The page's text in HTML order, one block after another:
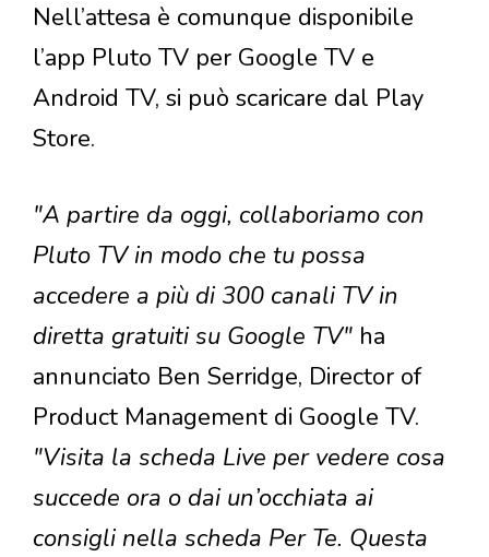
Nell’attesa è comunque disponibile
l’app Pluto TV per Google TV e
Android TV, si può scaricare dal Play
Store.
"A partire da oggi, collaboriamo con
Pluto TV in modo che tu possa
accedere a più di 300 canali TV in
diretta gratuiti su Google TV" ha
annunciato Ben Serridge, Director of
Product Management di Google TV.
"Visita la scheda Live per vedere cosa
succede ora o dai un’occhiata ai
consigli nella scheda Per Te. Questa